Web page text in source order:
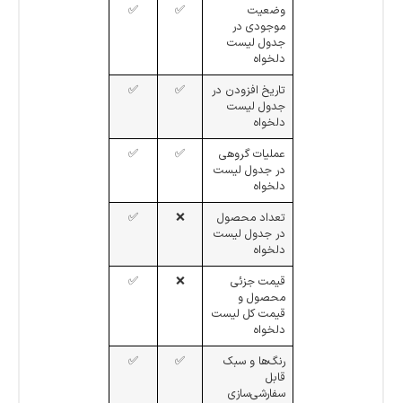
وضعیت
موجودی در
جدول لیست
دلخواه
✅
✅
تاریخ افزودن در
جدول لیست
دلخواه
✅
✅
عملیات گروهی
در جدول لیست
دلخواه
✅
✅
تعداد محصول
در جدول لیست
دلخواه
❌
✅
قیمت جزئی
محصول و
قیمت کل لیست
دلخواه
❌
✅
رنگ‌ها و سبک
قابل
سفارشی‌سازی
✅
✅